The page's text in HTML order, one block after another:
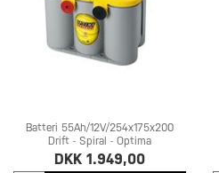
Batteri 55Ah/12V/254x175x200
Drift - Spiral - Optima
DKK 1.949,00